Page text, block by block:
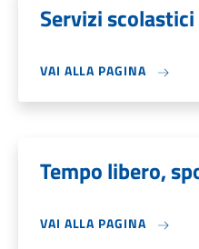
Servizi
VAI ALLA PAGINA
Tempo libero,
VAI ALLA PAGINA